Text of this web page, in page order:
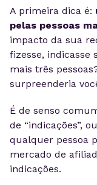
A primeira dica é:
pelas pessoas
impacto da sua
fizesse, indicasse
mais três
surpreenderia
É de senso
de “indicações”,
qualquer pessoa
mercado de
indicações.